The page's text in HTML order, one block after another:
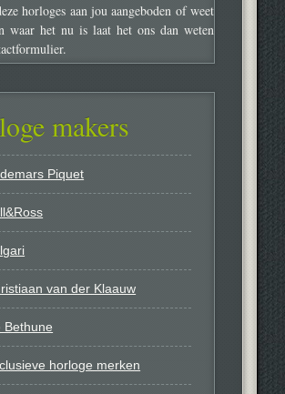
horloges aan jou aangeboden of weet
waar het nu is laat het ons dan weten
makers
Piquet
van der Klaauw
Bethune
horloge merken